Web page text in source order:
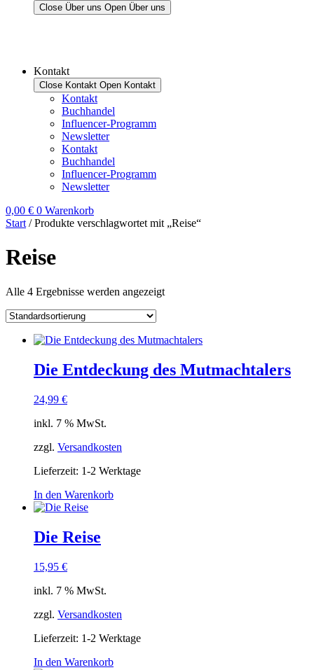
Close Über uns Open Über uns
Kontakt
Close Kontakt Open Kontakt
Kontakt
Buchhandel
Influencer-Programm
Newsletter
Kontakt
Buchhandel
Influencer-Programm
Newsletter
0,00 € 0 Warenkorb
Start / Produkte verschlagwortet mit „Reise“
Reise
Alle 4 Ergebnisse werden angezeigt
Die Entdeckung des Mutmachtalers
24,99 €
inkl. 7 % MwSt.
zzgl. Versandkosten
Lieferzeit: 1-2 Werktage
In den Warenkorb
Die Reise
15,95 €
inkl. 7 % MwSt.
zzgl. Versandkosten
Lieferzeit: 1-2 Werktage
In den Warenkorb